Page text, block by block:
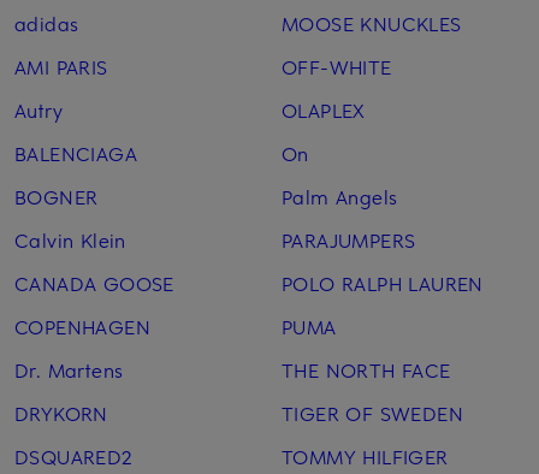
adidas
AMI PARIS
Autry
BALENCIAGA
BOGNER
Calvin Klein
CANADA GOOSE
COPENHAGEN
Dr. Martens
DRYKORN
DSQUARED2
MOOSE KNUCKLES
OFF-WHITE
OLAPLEX
On
Palm Angels
PARAJUMPERS
POLO RALPH LAUREN
PUMA
THE NORTH FACE
TIGER OF SWEDEN
TOMMY HILFIGER